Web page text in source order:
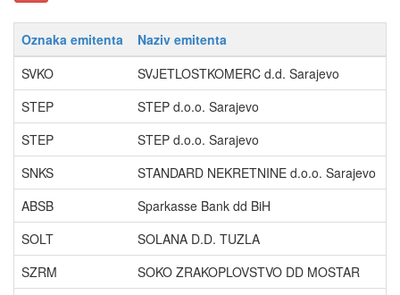
Oznaka emitenta Naziv emitenta
SVKO
SVJETLOSTKOMERC d.d. Sarajevo
STEP
STEP d.o.o. Sarajevo
STEP
STEP d.o.o. Sarajevo
SNKS
STANDARD NEKRETNINE d.o.o. Sarajevo
ABSB
Sparkasse Bank dd BiH
SOLT
SOLANA D.D. TUZLA
SZRM
SOKO ZRAKOPLOVSTVO DD MOSTAR